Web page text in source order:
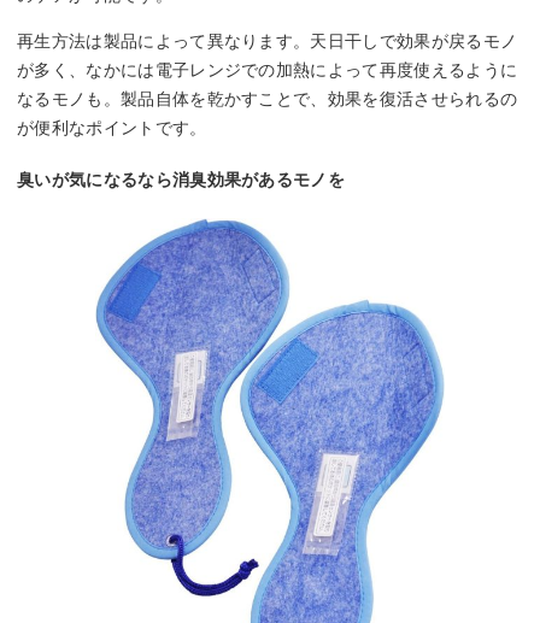
再生方法は製品によって異なります。天日干しで効果が戻るモノ
が多く、なかには電子レンジでの加熱によって再度使えるように
なるモノも。製品自体を乾かすことで、効果を復活させられるの
が便利なポイントです。
臭いが気になるなら消臭効果があるモノを